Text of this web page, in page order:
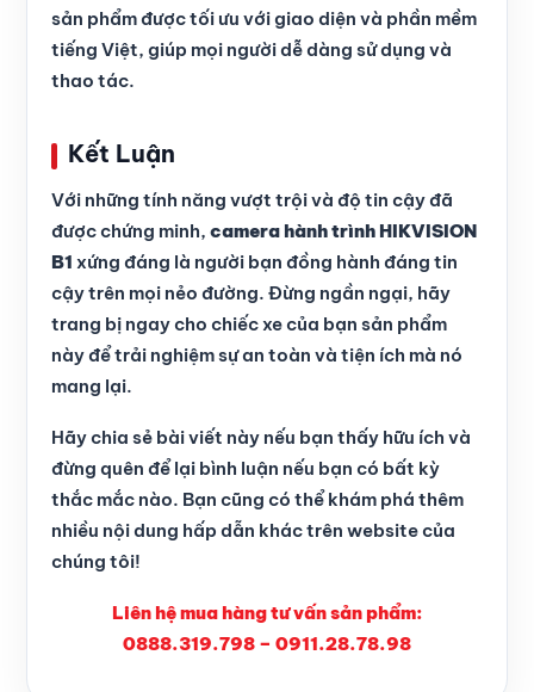
sản phẩm được tối ưu với giao diện và phần mềm
tiếng Việt, giúp mọi người dễ dàng sử dụng và
thao tác.
Kết Luận
Với những tính năng vượt trội và độ tin cậy đã
được chứng minh, camera hành trình HIKVISION
B1 xứng đáng là người bạn đồng hành đáng tin
cậy trên mọi nẻo đường. Đừng ngần ngại, hãy
trang bị ngay cho chiếc xe của bạn sản phẩm
này để trải nghiệm sự an toàn và tiện ích mà nó
mang lại.
Hãy chia sẻ bài viết này nếu bạn thấy hữu ích và
đừng quên để lại bình luận nếu bạn có bất kỳ
thắc mắc nào. Bạn cũng có thể khám phá thêm
nhiều nội dung hấp dẫn khác trên website của
chúng tôi!
Liên hệ mua hàng tư vấn sản phẩm:
0888.319.798 – 0911.28.78.98